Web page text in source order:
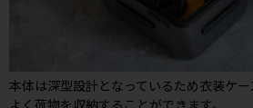
本体は深型設計となっているため衣装ケ
よく荷物を収納することができます。